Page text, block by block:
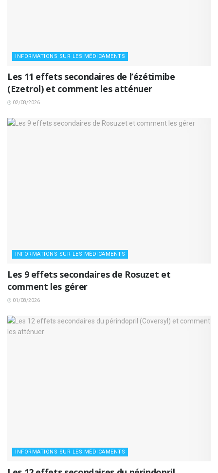
INFORMATIONS SUR LES MÉDICAMENTS
Les 11 effets secondaires de l’ézétimibe
(Ezetrol) et comment les atténuer
02/08/2026
INFORMATIONS SUR LES MÉDICAMENTS
Les 9 effets secondaires de Rosuzet et
comment les gérer
01/08/2026
INFORMATIONS SUR LES MÉDICAMENTS